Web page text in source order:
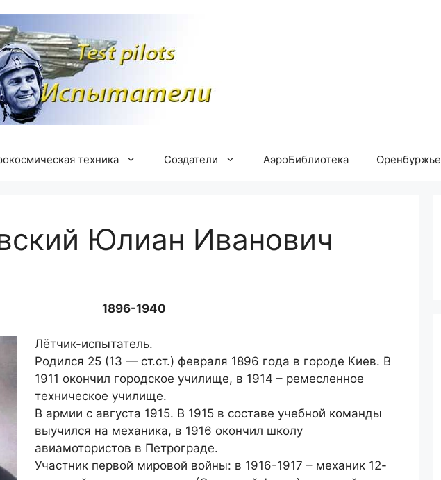
техника Создатели АэроБиблиотека Оренбуржье
Юлиан Иванович
1896-1940
Лётчик-испытатель.
Родился 25 (13 — ст.ст.) февраля 1896 года в городе Киев. В
1911 окончил городское училище, в 1914 – ремесленное
техническое училище.
В армии с августа 1915. В 1915 в составе учебной команды
выучился на механика, в 1916 окончил школу
авиамотористов в Петрограде.
Участник первой мировой войны: в 1916-1917 – механик 12-